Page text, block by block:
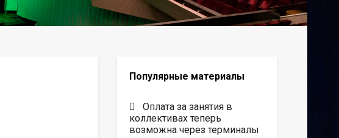
Популярные материалы
Оплата за занятия в
коллективах теперь
возможна через терминалы